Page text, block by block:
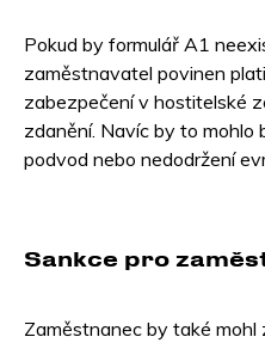
Pokud by formulář A1
zaměstnavatel povinen
zabezpečení v hostitelské
zdanění. Navíc by to mohlo
podvod nebo nedodržení
Sankce pro
Zaměstnanec by také